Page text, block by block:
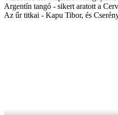
Argentín tangó - sikert aratott a
Az űr titkai - Kapu Tibor, és